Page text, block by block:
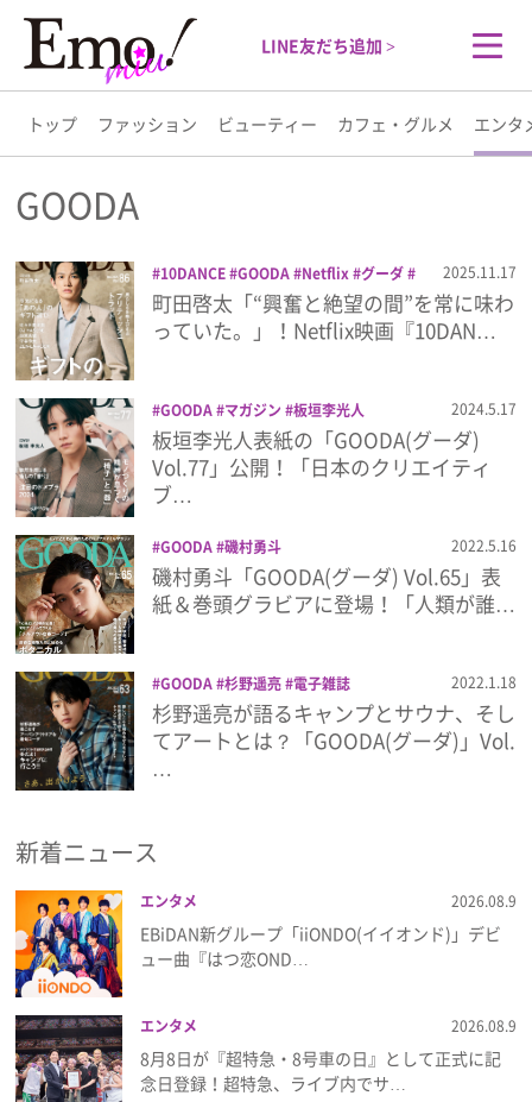
LINE友だち追加 >
トップ ファッション ビューティー カフェ・グルメ エンタ
トップ
ファッション
ビューティー
カフェ・グルメ
エンタメ
ライフスタイル
プレゼント
インタビュー
フィルム
ランキング
Emo!miuとは？
免責事項
プライバシーポリシー
GOODA
10DANCE GOODA Netflix グーダ
グラスハート
ライフスタイルマガジン
町田啓太
2025.11.17
町田啓太「“興奮と絶望の間”を常に味わ
っていた。」！Netflix映画『10DAN…
GOODA マガジン 板垣李光人 2024.5.17
板垣李光人表紙の「GOODA(グーダ)
Vol.77」公開！「日本のクリエイティ
ブ…
GOODA 磯村勇斗 2022.5.16
磯村勇斗「GOODA(グーダ) Vol.65」表
紙＆巻頭グラビアに登場！「人類が誰…
GOODA 杉野遥亮 電子雑誌 2022.1.18
杉野遥亮が語るキャンプとサウナ、そし
てアートとは？「GOODA(グーダ)」Vol.
…
新着ニュース
エンタメ 2026.08.9
EBiDAN新グループ「iiONDO(イイオンド)」デビ
ュー曲『はつ恋OND…
エンタメ 2026.08.9
8月8日が『超特急・8号車の日』として正式に記
念日登録！超特急、ライブ内でサ…